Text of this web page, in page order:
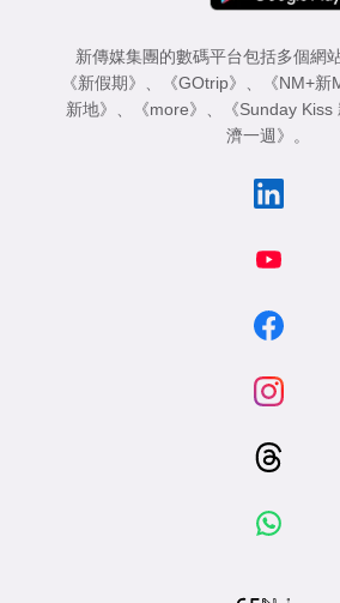
新傳媒集團的數碼平台包括多個網
《新假期》 、 《GOtrip》 、 《NM+新
新地》 、 《more》 、 《Sunday Kiss
濟一週》 。